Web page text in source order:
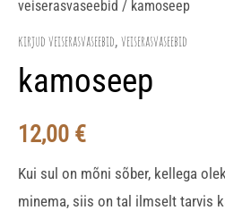
veiserasvaseebid / kamoseep
kirjud veiserasvaseebid, veiserasvaseebid
kamoseep
12,00 €
Kui sul on mõni sõber, kellega
minema, siis on tal ilmselt tarvis
kogus